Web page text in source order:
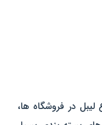
در فروشگاه‌ ها،